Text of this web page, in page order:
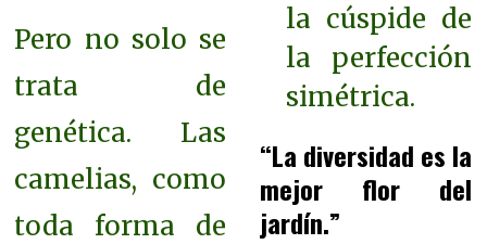
Pero no solo se
trata de
genética. Las
camelias, como
toda forma de
la cúspide de
la perfección
simétrica.
“La diversidad es la
mejor flor del
jardín.”